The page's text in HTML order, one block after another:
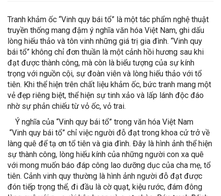
Tranh khảm ốc “Vinh quy bái tổ” là một tác phẩm nghệ thuật
truyền thống mang đậm ý nghĩa văn hóa Việt Nam, ghi dấu
lòng hiếu thảo và tôn vinh những giá trị gia đình. “Vinh quy
bái tổ” không chỉ đơn thuần là một cảnh hồi hương sau khi
đạt được thành công, mà còn là biểu tượng của sự kính
trọng với nguồn cội, sự đoàn viên và lòng hiếu thảo với tổ
tiên. Khi thể hiện trên chất liệu khảm ốc, bức tranh mang một
vẻ đẹp riêng biệt, thể hiện sự tinh xảo và lấp lánh độc đáo
nhờ sự phản chiếu từ vỏ ốc, vỏ trai.
Ý nghĩa của “Vinh quy bái tổ” trong văn hóa Việt Nam
“Vinh quy bái tổ” chỉ việc người đỗ đạt trong khoa cử trở về
làng quê để tạ ơn tổ tiên và gia đình. Đây là hình ảnh thể hiện
sự thành công, lòng hiếu kính của những người con xa quê
với mong muốn báo đáp công lao dưỡng dục của cha mẹ, tổ
tiên. Cảnh vinh quy thường là hình ảnh người đỗ đạt được
đón tiếp trọng thể, đi đầu là cờ quạt, kiệu rước, đám đông